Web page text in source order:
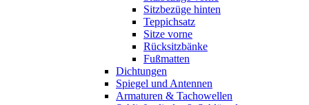
Sitzbezüge hinten
Teppichsatz
Sitze vorne
Rücksitzbänke
Fußmatten
Dichtungen
Spiegel und Antennen
Armaturen & Tachowellen